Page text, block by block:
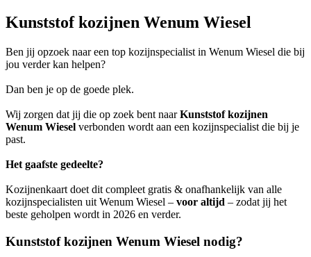
Kunststof kozijnen Wenum Wiesel
Ben jij opzoek naar een top kozijnspecialist in Wenum Wiesel die bij
jou verder kan helpen?
Dan ben je op de goede plek.
Wij zorgen dat jij die op zoek bent naarKunststof kozijnen
Wenum Wiesel verbonden wordt aan een kozijnspecialist die bij je
past.
Het gaafste gedeelte?
Kozijnenkaart doet dit compleet gratis & onafhankelijk van alle
kozijnspecialisten uit Wenum Wiesel – voor altijd – zodat jij het
beste geholpen wordt in 2026 en verder.
Kunststof kozijnen Wenum Wiesel nodig?